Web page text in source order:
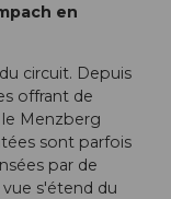
en
circuit. Depuis
offrant de
Menzberg
sont parfois
par de
s'étend du